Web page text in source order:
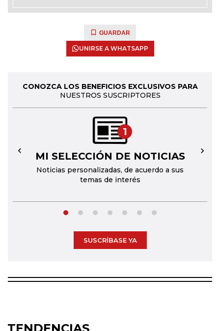
GUARDAR
UNIRSE A WHATSAPP
CONOZCA LOS BENEFICIOS EXCLUSIVOS PARA
NUESTROS SUSCRIPTORES
1
MI SELECCIÓN DE NOTICIAS
Noticias personalizadas, de acuerdo a sus
temas de interés
← →
SUSCRÍBASE YA